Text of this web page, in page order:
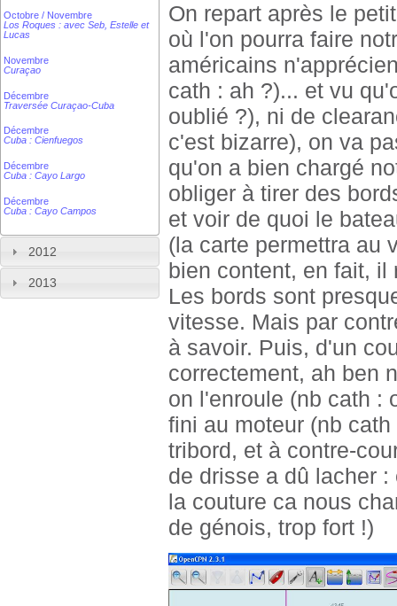
Octobre / Novembre
Los Roques : avec Seb, Estelle et
Lucas
Novembre
Curaçao
Décembre
Traversée Curaçao-Cuba
Décembre
Cuba : Cienfuegos
Décembre
Cuba : Cayo Largo
Décembre
Cuba : Cayo Campos
2012
2013
On repart après le
où l'on pourra faire
américains
cath : ah ?)... et vu
oublié ?), ni de
c'est bizarre), on va
qu'on a bien chargé
obliger à tirer des
et voir de quoi le
(la carte permettra au
bien content, en fait, il
Les bords sont
vitesse. Mais par
à savoir. Puis, d'un
correctement, ah ben
on l'enroule (nb cath :
fini au moteur (nb
tribord, et à contre-
de drisse a dû lacher
la couture ca nous
de génois, trop fort !)